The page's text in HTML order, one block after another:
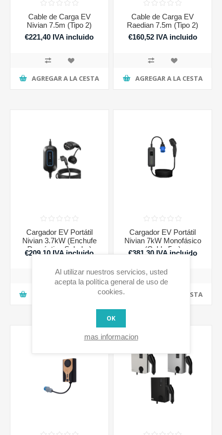
Cable de Carga EV
Nivian 7.5m (Tipo 2)
€221,40 IVA incluido
AGREGAR A LA CESTA
Cable de Carga EV
Raedian 7.5m (Tipo 2)
€160,52 IVA incluido
AGREGAR A LA CESTA
Cargador EV Portátil
Nivian 3.7kW (Enchufe
Doméstico Schuko)
€209,10 IVA incluido
AGREGAR A LA CESTA
Cargador EV Portátil
Nivian 7kW Monofásico
(Cable 5m)
€381,30 IVA incluido
AGREGAR A LA CESTA
Al utilizar nuestros servicios, usted
acepta la política general de uso de
cookies.
OK
mas informacion